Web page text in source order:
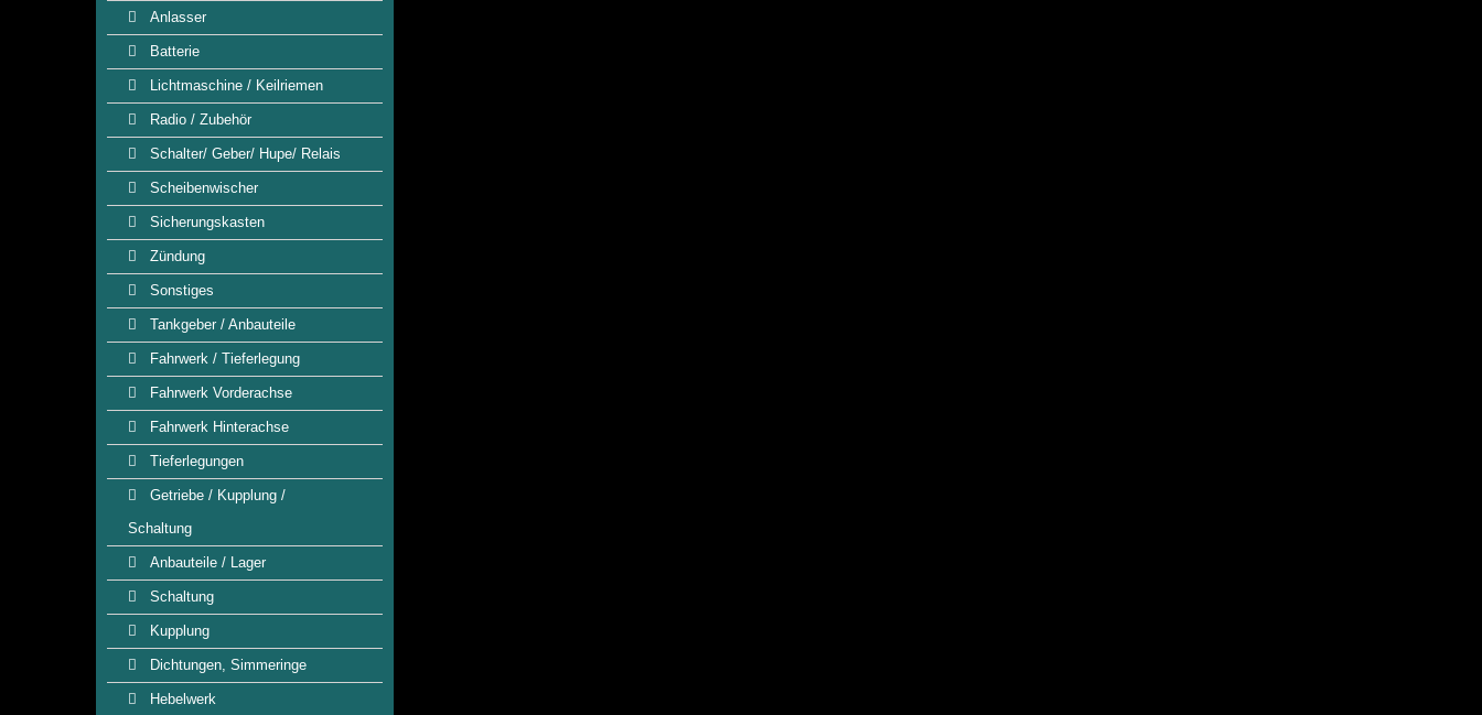
Anlasser
Batterie
Lichtmaschine / Keilriemen
Radio / Zubehör
Schalter/ Geber/ Hupe/ Relais
Scheibenwischer
Sicherungskasten
Zündung
Sonstiges
Tankgeber / Anbauteile
Fahrwerk / Tieferlegung
Fahrwerk Vorderachse
Fahrwerk Hinterachse
Tieferlegungen
Getriebe / Kupplung /
Schaltung
Anbauteile / Lager
Schaltung
Kupplung
Dichtungen, Simmeringe
Hebelwerk